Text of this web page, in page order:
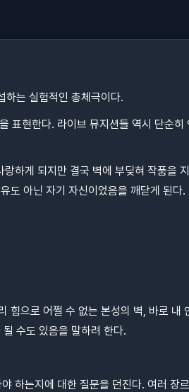
는 실험적인 총체극이다.
표현한다. 라이브 뮤지션들 역시 단순
하게 되지만 결국 벽에 부딪혀 작품을
도 아닌 자기 자신이었음을 깨닫게 된다.
으로 어쩔 수 없는 본성의 벽, 바로 내
수도 있음을 말하려 한다.
하는지에 대한 질문을 던진다. 여러 장